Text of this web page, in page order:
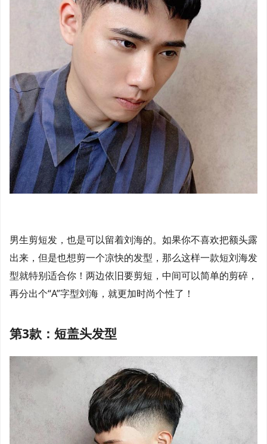
男生剪短发，也是可以留着刘海的。如果你不喜欢把额头露
出来，但是也想剪一个凉快的发型，那么这样一款短刘海发
型就特别适合你！两边依旧要剪短，中间可以简单的剪碎，
再分出个“A”字型刘海，就更加时尚个性了！
第3款：短盖头发型